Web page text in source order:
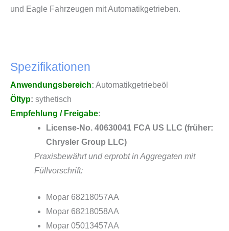
und Eagle Fahrzeugen mit Automatikgetrieben.
Spezifikationen
Anwendungsbereich: Automatikgetriebeöl
Öltyp: sythetisch
Empfehlung / Freigabe:
License-No. 40630041 FCA US LLC (früher:
Chrysler Group LLC)
Praxisbewährt und erprobt in Aggregaten mit
Füllvorschrift:
Mopar 68218057AA
Mopar 68218058AA
Mopar 05013457AA